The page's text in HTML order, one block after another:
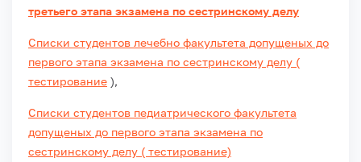
третьего этапа экзамена по сестринскому делу
Списки студентов лечебно факультета допущеных до
первого этапа экзамена по сестринскому делу (
тестирование ),
Списки студентов педиатрического факультета
допущеных до первого этапа экзамена по
сестринскому делу ( тестирование)